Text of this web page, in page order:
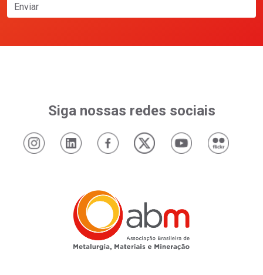
Enviar
Siga nossas redes sociais